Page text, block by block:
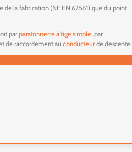
de la fabrication (NF EN 62561) que du point
parparatonnerre à tige simple, par
de raccordement auconducteurde descente.